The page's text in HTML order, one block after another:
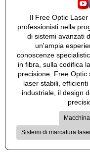
Il Free Optic
professionisti nella
di sistemi avanzati
un'ampia
conoscenze
in fibra, sulla codifica
precisione. Free
laser stabili,
industriale, il design
Sistemi di marcatura